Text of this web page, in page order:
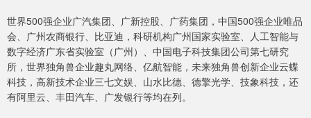
世界500强企业广汽集团、广新控股、广药集团，中国500强企业唯品
会、广州农商银行、比亚迪，科研机构广州国家实验室、人工智能与
数字经济广东省实验室（广州）、中国电子科技集团公司第七研究
所，世界独角兽企业趣丸网络、亿航智能，未来独角兽创新企业云蝶
科技，高新技术企业三七文娱、山水比德、德擎光学、技象科技，还
有阿里云、丰田汽车、广发银行等均在列。